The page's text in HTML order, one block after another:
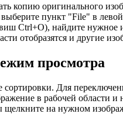
копию оригинального
пункт "File" в
Ctrl+O), найдите
отобразятся и другие
просмотра
Для
в рабочей области
щелкните на нужном